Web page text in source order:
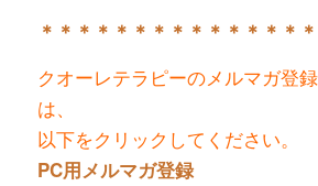
＊＊＊＊＊＊＊＊＊＊＊＊＊＊
クオーレテラピーのメルマガ登
は、
以下をクリックしてください。
PC用メルマガ登録